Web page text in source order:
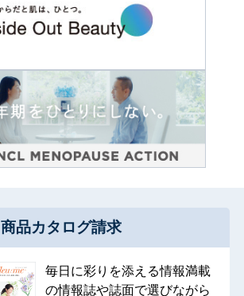
商品カタログ請求
毎日に彩りを添える情報満載
の情報誌や誌面で選びながら